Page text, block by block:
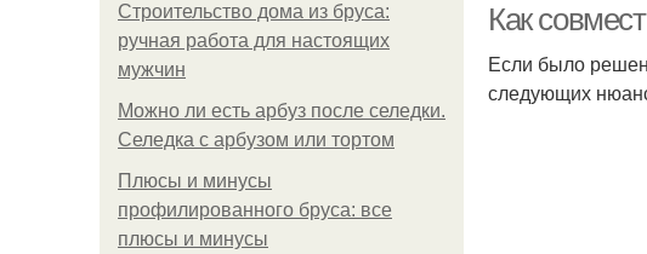
Строительство дома из бруса:
ручная работа для настоящих
мужчин
Можно ли есть арбуз после селедки.
Селедка с арбузом или тортом
Плюсы и минусы
профилированного бруса: все
плюсы и минусы
Как
Если было
следующих